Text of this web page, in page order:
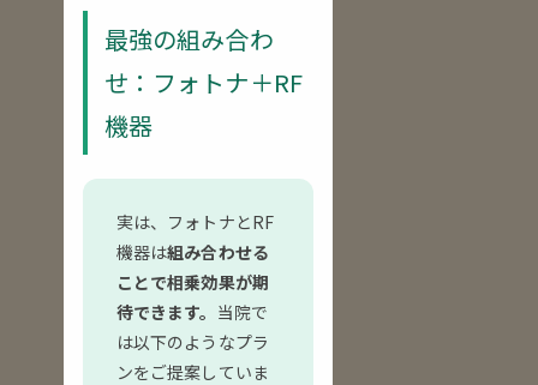
最強の組み合わ
せ：フォトナ＋RF
機器
実は、フォトナとRF
機器は組み合わせる
ことで相乗効果が期
待できます。 当院で
は以下のようなプラ
ンをご提案していま